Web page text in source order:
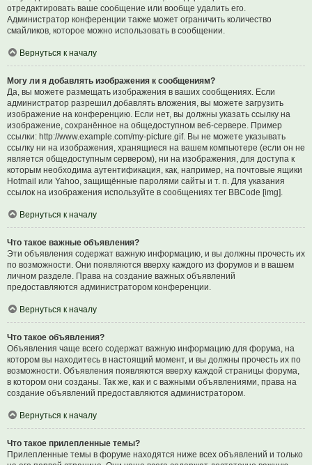
отредактировать ваше сообщение или вообще удалить его.
Администратор конференции также может ограничить количество
смайликов, которое можно использовать в сообщении.
Вернуться к началу
Могу ли я добавлять изображения к сообщениям?
Да, вы можете размещать изображения в ваших сообщениях. Если
администратор разрешил добавлять вложения, вы можете загрузить
изображение на конференцию. Если нет, вы должны указать ссылку на
изображение, сохранённое на общедоступном веб-сервере. Пример
ссылки: http://www.example.com/my-picture.gif. Вы не можете указывать
ссылку ни на изображения, хранящиеся на вашем компьютере (если он не
является общедоступным сервером), ни на изображения, для доступа к
которым необходима аутентификация, как, например, на почтовые ящики
Hotmail или Yahoo, защищённые паролями сайты и т. п. Для указания
ссылок на изображения используйте в сообщениях тег BBCode [img].
Вернуться к началу
Что такое важные объявления?
Эти объявления содержат важную информацию, и вы должны прочесть их
по возможности. Они появляются вверху каждого из форумов и в вашем
личном разделе. Права на создание важных объявлений
предоставляются администратором конференции.
Вернуться к началу
Что такое объявления?
Объявления чаще всего содержат важную информацию для форума, на
котором вы находитесь в настоящий момент, и вы должны прочесть их по
возможности. Объявления появляются вверху каждой страницы форума,
в котором они созданы. Так же, как и с важными объявлениями, права на
создание объявлений предоставляются администратором.
Вернуться к началу
Что такое прилепленные темы?
Прилепленные темы в форуме находятся ниже всех объявлений и только